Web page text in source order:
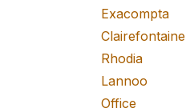
Exacompta
Clairefontaine
Rhodia
Lannoo
Office